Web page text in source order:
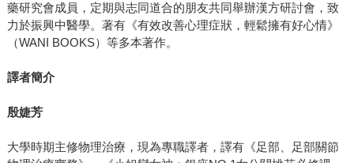
藥研究會成員，定期與志同道合的朋友共同舉辦漢方研討會，致
力於振興中醫學。著有《有效改善心理症狀，輕鬆擁有好心情》
（WANI BOOKS）等多本著作。
譯者簡介
殷婕芳
大學時期主修物理治療，現為專職譯者，譯有《足部、足部關節